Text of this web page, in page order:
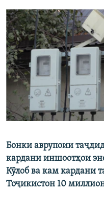
Бонки аврупоии
кардани иншоотҳои
Кӯлоб ва кам кардани
Тоҷикистон 10